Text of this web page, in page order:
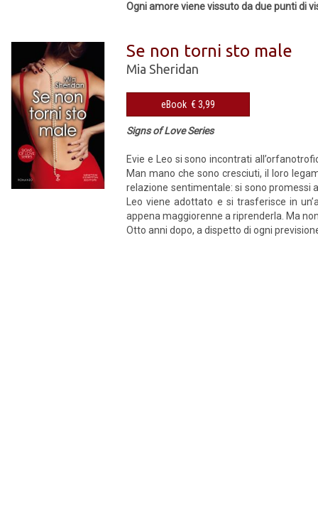
Ogni amore viene vissuto da due punti di
Se non torni sto male
Mia Sheridan
eBook € 3,99
Signs of Love Series
Evie e Leo si sono incontrati
Man mano che sono cresciuti, il loro
relazione sentimentale: si sono promessi
Leo viene adottato e si trasferisce in
appena maggiorenne a riprenderla. Ma
Otto anni dopo, a dispetto di ogni